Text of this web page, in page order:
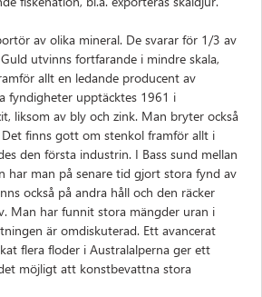
av olika mineral. De svarar för 1/3 av
utvinns fortfarande i mindre skala,
allt en ledande producent av
fyndigheter upptäcktes 1961 i
liksom av bly och zink. Man bryter också
finns gott om stenkol framför allt i
den första industrin. I Bass sund mellan
har man på senare tid gjort stora fynd av
också på andra håll och den räcker
Man har funnit stora mängder uran i
är omdiskuterad. Ett avancerat
flera floder i Australalperna ger ett
möjligt att konstbevattna stora